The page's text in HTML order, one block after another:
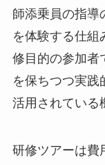
師添乗員の指導
を体験する仕組
修目的の参加者
を保ちつつ実践
活用されている
研修ツアーは費